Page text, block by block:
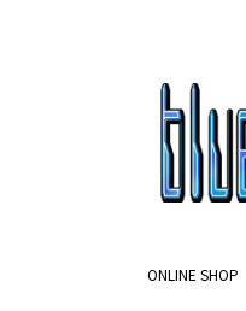
ONLINE SHOP